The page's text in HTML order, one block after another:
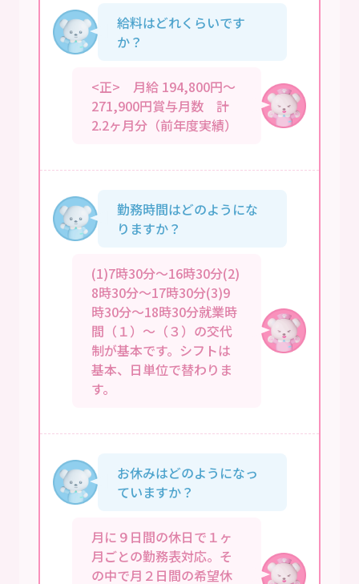
給料はどれくらいです
か？
<正> 月給 194,800円～
271,900円賞与月数 計
2.2ヶ月分（前年度実績）
勤務時間はどのようにな
りますか？
(1)7時30分～16時30分(2)
8時30分～17時30分(3)9
時30分～18時30分就業時
間（１）～（３）の交代
制が基本です。シフトは
基本、日単位で替わりま
す。
お休みはどのようになっ
ていますか？
月に９日間の休日で１ヶ
月ごとの勤務表対応。そ
の中で月２日間の希望休